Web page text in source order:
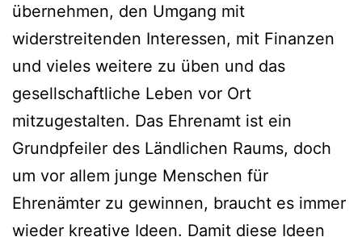
übernehmen, den Umgang mit
widerstreitenden Interessen, mit Finanzen
und vieles weitere zu üben und das
gesellschaftliche Leben vor Ort
mitzugestalten. Das Ehrenamt ist ein
Grundpfeiler des Ländlichen Raums, doch
um vor allem junge Menschen für
Ehrenämter zu gewinnen, braucht es immer
wieder kreative Ideen. Damit diese Ideen